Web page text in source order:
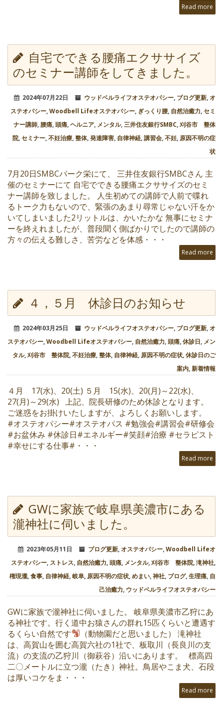
Read more
自宅でできる腰痛エクササイズ
のセミナー講師をしてきました。
2024年07月22日 ウッドベルライフオステオパシー, ブログ更新,オ
ステオパシー,Woodbell Lifeオステオパシー, ぎっくり腰, 自然治癒力,セミ
ナー講師,腰痛,頭痛,ヘルニア, メンタル,三井住友銀行SMBC,刈谷市 整体
院,セミナー,不妊治療,整体,発達障害, 自律神経,講習会,不妊, 原因不明の症
状
7月20日SMBCパーク栄にて、 三井住友銀行SMBCさん 主
催のセミナーにて 自宅でできる腰痛エクササイズのセミ
ナー講師を致しました。 人生初めての講師で人前で喋れ
るトーク力もないので、緊張のあまり尋常じゃない汗をか
いてしまいました2リットルは、かいたかな 無事にセミナ
ーを終えれましたが、普段聞く側ばかりでしたので講師の
方々の伝える難しさ、苦労などを体感・・・
Read more
４，５月 休診日のお知らせ
2024年03月25日 ウッドベルライフオステオパシー, ブログ更新,オ
ステオパシー,Woodbell Lifeオステオパシー, 自然治癒力,頭痛,休診日, メン
タル,刈谷市 整体院,不妊治療,整体, 自律神経, 原因不明の症状,休診日のご
案内,新着情報
４月 17(水)、20(土) ５月 15(水)、20(月)～22(水)、
27(月)～29(水) 上記、院長研修のため休診となります。
ご迷惑をお掛けいたしますが、よろしくお願いします。
#オステオパシー#オステオパス #勉強会#講習会#研修会
#お盆休み #休診日#エネルギー#笑顔#治療 #セラピスト
#幸せにする仕事#・・・
Read more
GWに家族で岐阜県美濃市にある
瀧神社に伺いました。
2023年05月11日 ブログ更新,オステオパシー,Woodbell Lifeオ
ステオパシー, ストレス, 自然治癒力,頭痛, メンタル,刈谷市 整体院,滝神社,
権現瀧,食事, 自律神経,岐阜, 原因不明の症状,めまい,神社, ブログ,生理痛, 自
己治癒力, ウッドベルライフオステオパシー
GWに家族で瀧神社に伺いました。 岐阜県美濃市乙狩にあ
る神社です。行く道中お猿さんの群れ15匹くらいと遭遇す
るくらい自然です
（動物園だと思いました） 滝神社
は、高賀山を囲む高賀六社の1社で、板取川（長良川の支
流）の支流の乙狩川（御萩谷）沿いにあります。 標高四
二〇メートルに立つ瀧（たき）神社。鳥居やこま犬、石段
は厚いコケをま・・・
Read more